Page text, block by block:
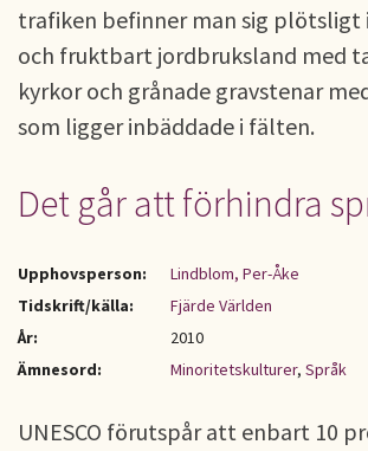
trafiken befinner man sig
och fruktbart jordbruksland med
kyrkor och grånade gravstenar
som ligger inbäddade i fälten.
Det går att förhindra
Upphovsperson:
Lindblom, Per-Åke
Tidskrift/källa:
Fjärde Världen
År:
2010
Ämnesord:
Minoritetskulturer, Språk
UNESCO förutspår att enbart 10